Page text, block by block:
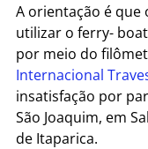
A orientação é que
utilizar o ferry-
por meio do
Internacional
insatisfação por
São Joaquim, em
de Itaparica.